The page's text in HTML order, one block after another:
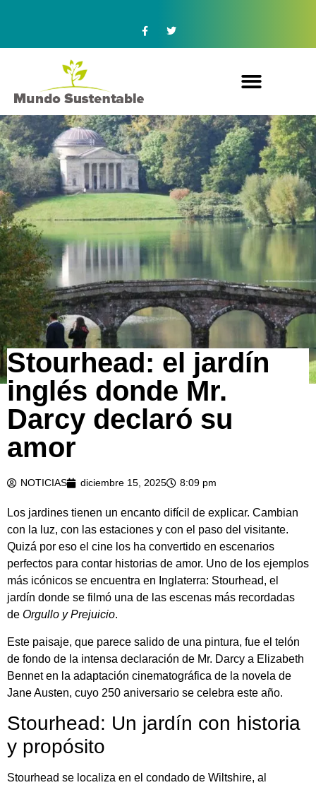
Stourhead: el jardín
inglés donde Mr.
Darcy declaró su
amor
NOTICIAS diciembre 15, 2025 8:09 pm
Los jardines tienen un encanto difícil de explicar. Cambian
con la luz, con las estaciones y con el paso del visitante.
Quizá por eso el cine los ha convertido en escenarios
perfectos para contar historias de amor. Uno de los ejemplos
más icónicos se encuentra en Inglaterra: Stourhead, el
jardín donde se filmó una de las escenas más recordadas
de Orgullo y Prejuicio.
Este paisaje, que parece salido de una pintura, fue el telón
de fondo de la intensa declaración de Mr. Darcy a Elizabeth
Bennet en la adaptación cinematográfica de la novela de
Jane Austen, cuyo 250 aniversario se celebra este año.
Stourhead: Un jardín con historia
y propósito
Stourhead se localiza en el condado de Wiltshire, al